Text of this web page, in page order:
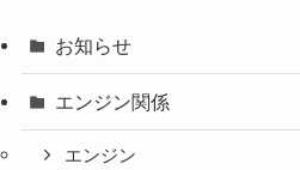
お知らせ
エンジン関係
エンジン